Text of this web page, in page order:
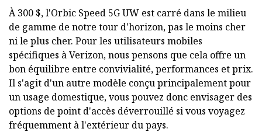
À 300 $, l'Orbic Speed ​​5G UW est carré dans le milieu
de gamme de notre tour d'horizon, pas le moins cher
ni le plus cher. Pour les utilisateurs mobiles
spécifiques à Verizon, nous pensons que cela offre un
bon équilibre entre convivialité, performances et prix.
Il s'agit d'un autre modèle conçu principalement pour
un usage domestique, vous pouvez donc envisager des
options de point d'accès déverrouillé si vous voyagez
fréquemment à l'extérieur du pays.